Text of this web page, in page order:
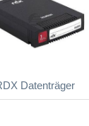
Datenträger